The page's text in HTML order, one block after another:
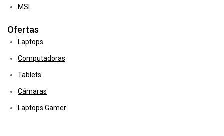
MSI
Ofertas
Laptops
Computadoras
Tablets
Cámaras
Laptops Gamer